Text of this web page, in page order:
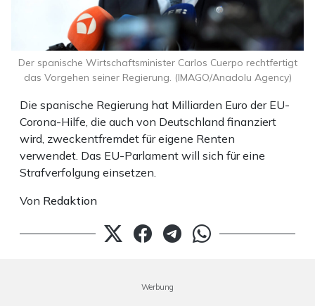
Die spanische Regierung hat Milliarden Euro der EU-
Corona-Hilfe, die auch von Deutschland finanziert
wird, zweckentfremdet für eigene Renten
verwendet. Das EU-Parlament will sich für eine
Strafverfolgung einsetzen.
Von Redaktion
Der spanische Wirtschaftsminister Carlos Cuerpo rechtfertigt
das Vorgehen seiner Regierung. (IMAGO/Anadolu Agency)
Werbung